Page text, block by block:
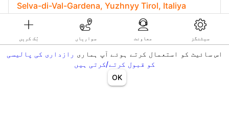
بُک کریں سواریاں معاونت سیٹنگز
اس سائیٹ کو استعمال کرتے ہوئے آپ ہماری رازداری کی پالیسی
کو قبول کرتے/کرتی ہیں
OK
Selva-di-Val-Gardena, Yuzhnyy Tirol, Italiya
~ 427 منٹ